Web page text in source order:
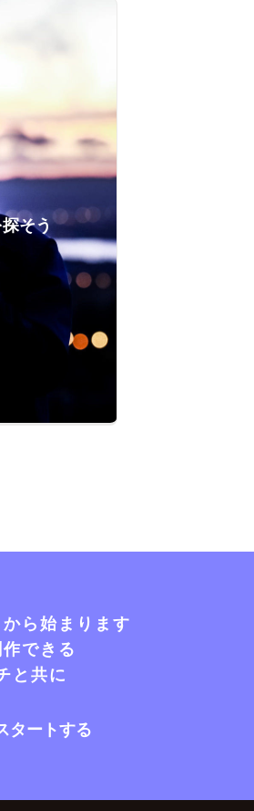
そう
ら始まります
できる
と共に
タートする